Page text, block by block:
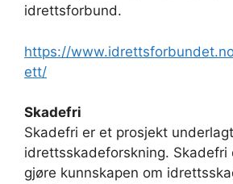
idrettsforbund.
https://
ett/
Skadefri
Skadefri er et prosjekt
idrettsskadeforskning. Skadefri
gjøre kunnskapen om